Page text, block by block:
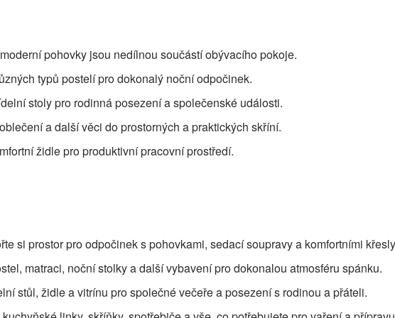
pohovky jsou nedílnou součástí obývacího pokoje.
typů postelí pro dokonalý noční odpočinek.
stoly pro rodinná posezení a společenské události.
a další věci do prostorných a praktických skříní.
židle pro produktivní pracovní prostředí.
si prostor pro odpočinek s pohovkami, sedací soupravy a komfortními
matraci, noční stolky a další vybavení pro dokonalou atmosféru spánku.
stůl, židle a vitrínu pro společné večeře a posezení s rodinou a přáteli.